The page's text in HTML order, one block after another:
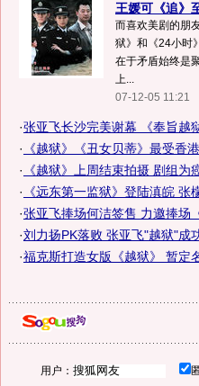
王媛可《追》
而喜欢美剧的朋
狱》和《24小时
在于矛盾始终是
上...
07-12-05 11:21
·张亚飞长沙完美谢幕 《奉旨越
· 《越狱》《丑女贝蒂》最受香
· 《越狱》上周结束拍摄 剧组为
· 《远东第一监狱》登陆滇皖 张
·张亚飞捧场何洁签售 力邀捧场
·刘力扬PK落败 张亚飞"越狱"成
·福克斯打造女版《越狱》 暂定
用户：